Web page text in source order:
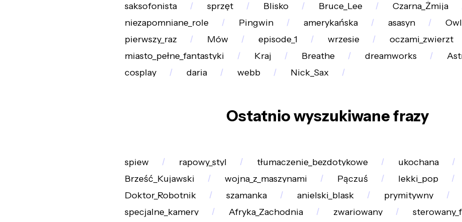
saksofonista
sprzęt Blisko Bruce_Lee Czarna_Żmija
niezapomniane_role
Pingwin amerykańska asasyn
pierwszy_raz
Mów episode_1 wrzesie oczami_zwierzt
miasto_pełne_fantastyki
Kraj Breathe dreamworks
cosplay
daria webb Nick_Sax
Ostatnio wyszukiwane frazy
spiew rapowy_styl tłumaczenie_bezdotykowe ukochana
Brześć_Kujawski
wojna_z_maszynami Pączuś
lekki_pop
Doktor_Robotnik
szamanka anielski_blask
prymitywny
specjalne_kamery
Afryka_Zachodnia zwariowany